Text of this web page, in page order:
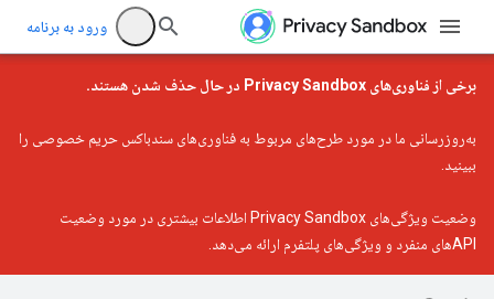
ورود به برنامه
برخی از فناوری‌های Privacy Sandbox در حال حذف شدن هستند.
به‌روزرسانی ما در مورد طرح‌های مربوط به فناوری‌های سندباکس حریم خصوصی را
ببینید.
وضعیت ویژگی‌های Privacy Sandbox
اطلاعات بیشتری در مورد وضعیت
APIهای منفرد و ویژگی‌های پلتفرم ارائه می‌دهد.